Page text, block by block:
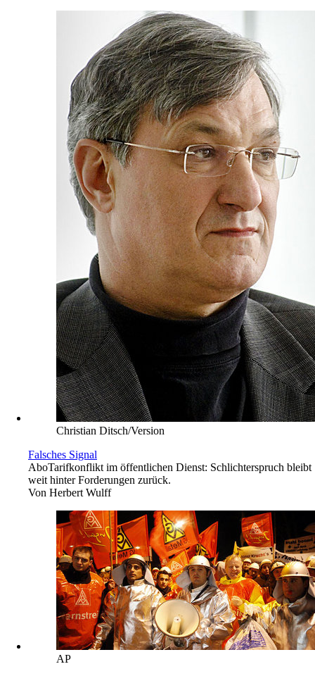
Christian Ditsch/Version
Falsches Signal
AboTarifkonflikt im öffentlichen Dienst: Schlichterspruch bleibt
weit hinter Forderungen zurück.
Von Herbert Wulff
AP